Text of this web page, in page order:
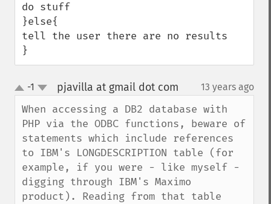
do stuff
}else{
tell the user there are no results
}
up
down
-1 pjavilla at gmail dot com 13 years ago
When accessing a DB2 database with
PHP via the ODBC functions, beware of
statements which include references
to IBM's LONGDESCRIPTION table (for
example, if you were - like myself -
digging through IBM's Maximo
product). Reading from that table